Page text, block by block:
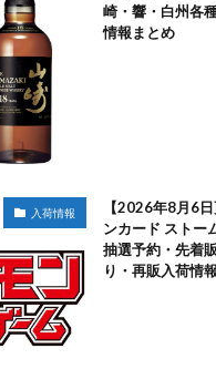
崎・響・白州各
情報まとめ
入荷情報
【2026年8月6
ンカード ストー
抽選予約・先着
り・再販入荷情